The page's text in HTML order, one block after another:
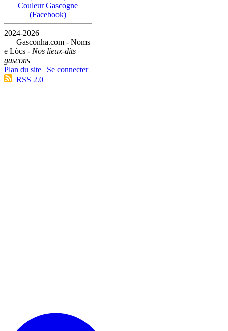
Couleur Gascogne
(Facebook)
2024-2026
— Gasconha.com - Noms
e Lòcs - Nos lieux-dits
gascons
Plan du site | Se connecter|
RSS 2.0